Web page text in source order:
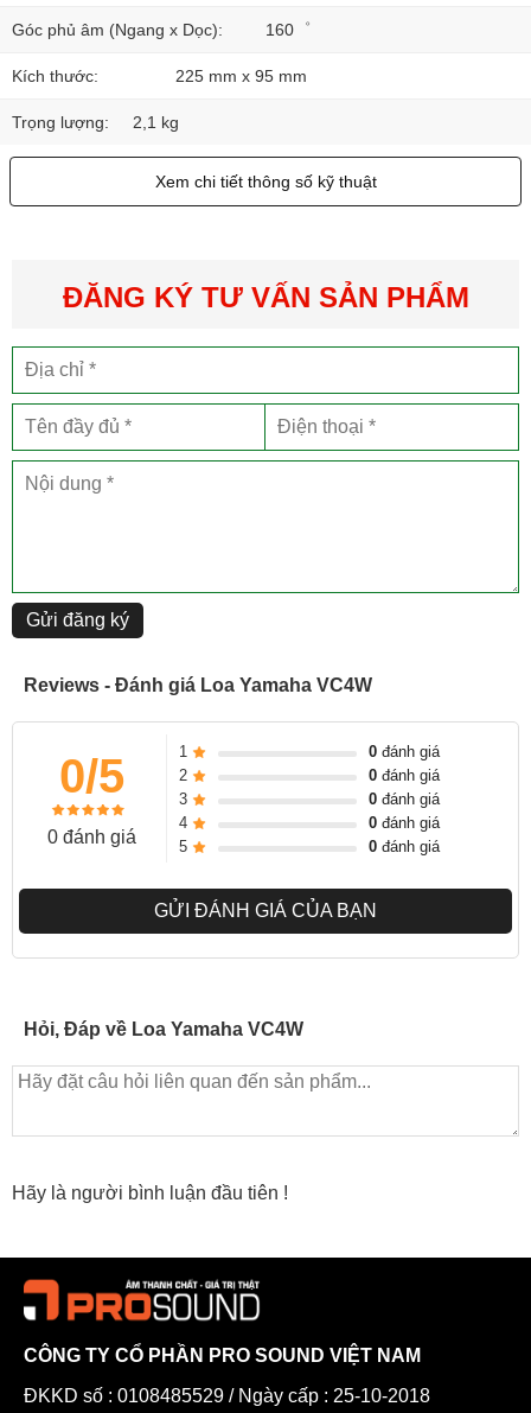
Góc phủ âm (Ngang x Dọc): 160゜
Kích thước: 225 mm x 95 mm
Trọng lượng: 2,1 kg
Xem chi tiết thông số kỹ thuật
ĐĂNG KÝ TƯ VẤN SẢN PHẨM
Gửi đăng ký
Reviews - Đánh giá Loa Yamaha VC4W
0/5
0 đánh giá
1 0đánh giá
2
0đánh giá
3
0đánh giá
4
0đánh giá
5
0đánh giá
GỬI ĐÁNH GIÁ CỦA BẠN
Hỏi, Đáp về Loa Yamaha VC4W
Hãy là người bình luận đầu tiên !
CÔNG TY CỔ PHẦN PRO SOUND VIỆT NAM
ĐKKD số : 0108485529 / Ngày cấp : 25-10-2018